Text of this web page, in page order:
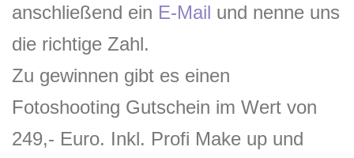
anschließend ein E-Mail und nenne uns
die richtige Zahl.
Zu gewinnen gibt es einen
Fotoshooting Gutschein im Wert von
249,- Euro. Inkl. Profi Make up und